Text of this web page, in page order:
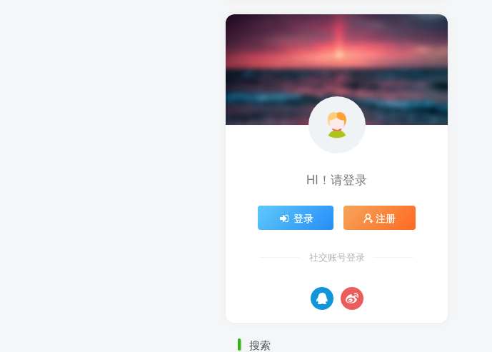
流群，比如娃圈跺网，这样可以更快地
获取信息，也能和其他玩家交流心得，
对于新手来说非常有帮助。
找妆师补妆或者重新定制。
关节松了可以调弹力绳，关节不顺滑的
话用砂纸轻磨，再涂点硅油。平时多给
娃换衣服、换假发，拍照时还能摆出各
种姿势。有时间的话，可以自己动手做
小场景，超有成就感！
最重要的是，养娃是为了开心，不用比
价格和数量，找到自己喜欢的风格，享
受和娃互动的过程就好啦！
HI！请登录
登录 注册
社交账号登录
搜索